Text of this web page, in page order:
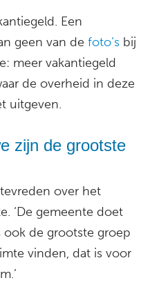
Een
geen van de foto’s bij
meer vakantiegeld
de overheid in deze
uitgeven.
zijn de grootste
over het
‘De gemeente doet
ook de grootste groep
vinden, dat is voor